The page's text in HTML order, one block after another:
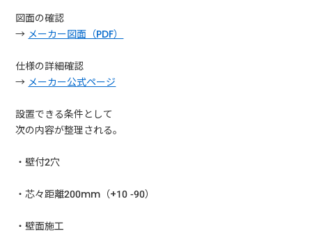
図面の確認
→ メーカー図面（PDF）
仕様の詳細確認
→ メーカー公式ページ
設置できる条件として
次の内容が整理される。
・壁付2穴
・芯々距離200mm（+10 -90）
・壁面施工